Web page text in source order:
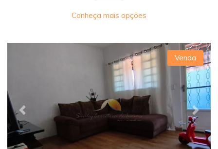
Conheça mais opções
Previous Next
Venda